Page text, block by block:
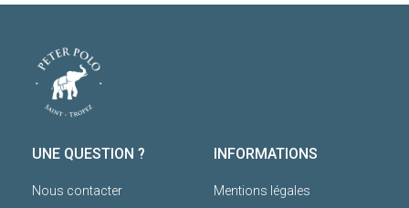
UNE QUESTION ?
Nous contacter
INFORMATIONS
Mentions légales